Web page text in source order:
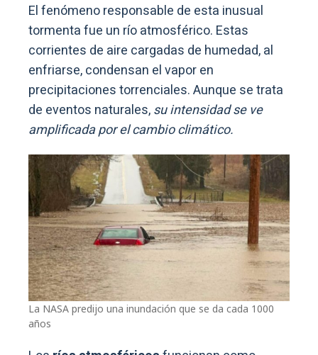
El fenómeno responsable de esta inusual
tormenta fue un río atmosférico. Estas
corrientes de aire cargadas de humedad, al
enfriarse, condensan el vapor en
precipitaciones torrenciales. Aunque se trata
de eventos naturales,su intensidad se ve
amplificada por el cambio climático.
La NASA predijo una inundación que se da cada 1000
años